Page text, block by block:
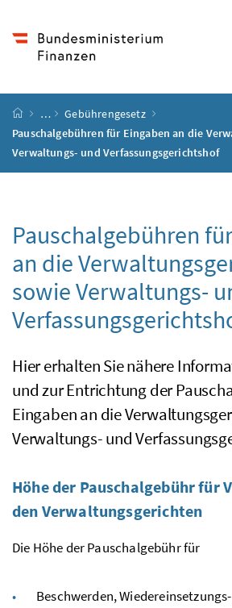
Startseite
…
Gebührengesetz
Pauschalgebühren für Eingaben an die
Verwaltungs- und Verfassungsgerichtshof
Pauschalgebühren
an die
sowie Verwaltungs-
Hier erhalten Sie nähere
und zur Entrichtung der
Eingaben an die
Verwaltungs- und
Höhe der Pauschalgebühr für
den Verwaltungsgerichten
Die Höhe der Pauschalgebühr für
Beschwerden,